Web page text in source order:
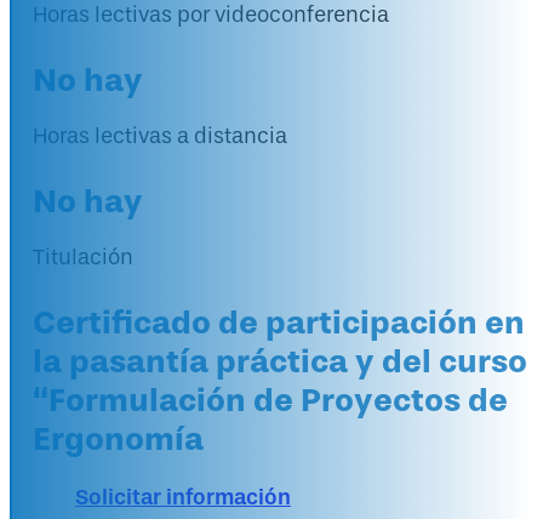
Horas lectivas por videoconferencia
No hay
Horas lectivas a distancia
No hay
Titulación
Certificado de participación en
la pasantía práctica y del curso
“Formulación de Proyectos de
Ergonomía
Solicitar información